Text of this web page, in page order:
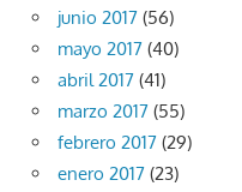
junio 2017 (56)
mayo 2017 (40)
abril 2017 (41)
marzo 2017 (55)
febrero 2017 (29)
enero 2017 (23)